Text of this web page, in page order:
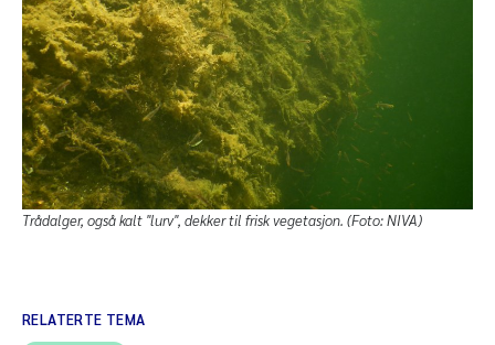
Trådalger, også kalt "lurv", dekker til frisk vegetasjon. (Foto: NIVA)
RELATERTE TEMA